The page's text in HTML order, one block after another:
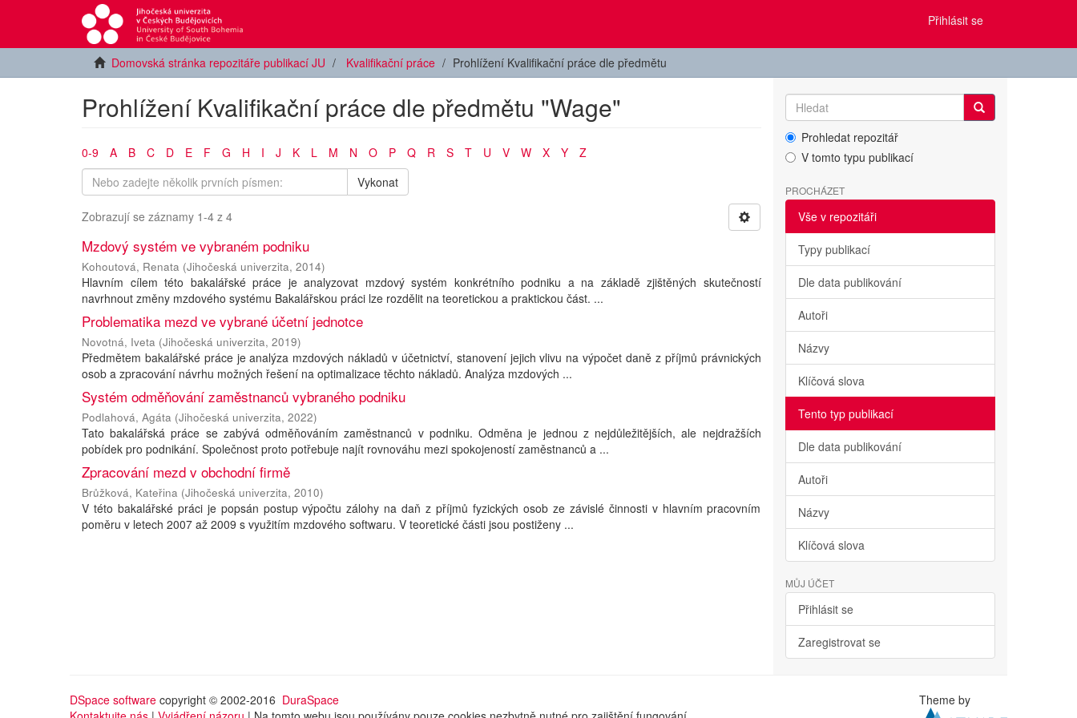
Přihlásit se
Domovská stránka repozitáře publikací JU Kvalifikační práce Prohlížení Kvalifikační práce dle předmětu
Prohlížení Kvalifikační práce dle předmětu "Wage"
0-9 A B C D E F G H I J K L M N O P Q R S T U V W X Y
Z
Vykonat
Zobrazují se záznamy 1-4 z 4
Mzdový systém ve vybraném podniku
Kohoutová, Renata (Jihočeská univerzita, 2014)
Hlavním cílem této bakalářské práce je analyzovat mzdový systém konkrétního podniku a na základě zjištěných skutečností
navrhnout změny mzdového systému Bakalářskou práci lze rozdělit na teoretickou a praktickou část. ...
Problematika mezd ve vybrané účetní jednotce
Novotná, Iveta (Jihočeská univerzita, 2019)
Předmětem bakalářské práce je analýza mzdových nákladů v účetnictví, stanovení jejich vlivu na výpočet daně z příjmů právnických
osob a zpracování návrhu možných řešení na optimalizace těchto nákladů. Analýza mzdových ...
Systém odměňování zaměstnanců vybraného podniku
Podlahová, Agáta (Jihočeská univerzita, 2022)
Tato bakalářská práce se zabývá odměňováním zaměstnanců v podniku. Odměna je jednou z nejdůležitějších, ale nejdražších
pobídek pro podnikání. Společnost proto potřebuje najít rovnováhu mezi spokojeností zaměstnanců a ...
Zpracování mezd v obchodní firmě
Brůžková, Kateřina (Jihočeská univerzita, 2010)
V této bakalářské práci je popsán postup výpočtu zálohy na daň z příjmů fyzických osob ze závislé činnosti v hlavním pracovním
poměru v letech 2007 až 2009 s využitím mzdového softwaru. V teoretické části jsou postiženy ...
Prohledat repozitář
V tomto typu publikací
PROCHÁZET
Vše v repozitáři
Typy publikací
Dle data publikování
Autoři
Názvy
Klíčová slova
Tento typ publikací
Dle data publikování
Autoři
Názvy
Klíčová slova
MŮJ ÚČET
Přihlásit se
Zaregistrovat se
DSpace software copyright © 2002-2016 DuraSpace
Theme by